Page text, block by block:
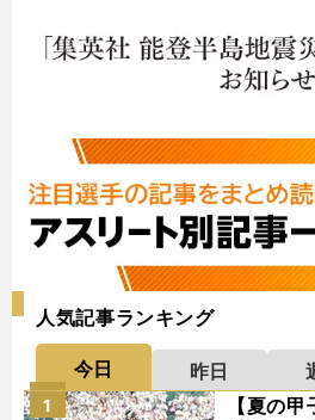
人気記事ランキング
今日 昨日
【夏の
1